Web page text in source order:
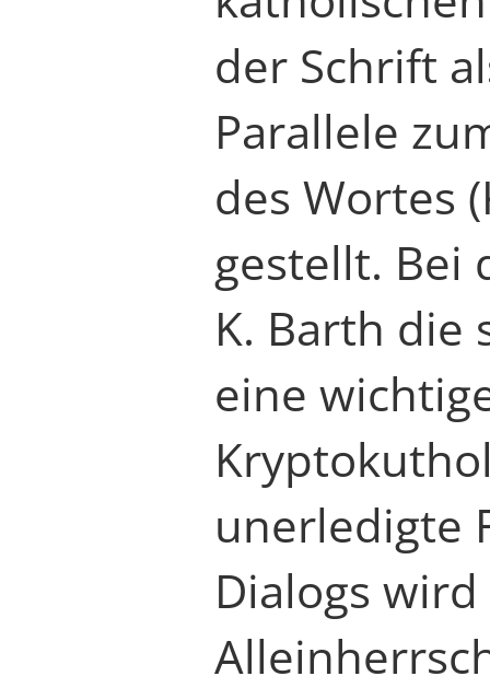
der Schrift
Parallele
des Wortes
gestellt. Bei
K. Barth die
eine
unerledigte
Dialogs